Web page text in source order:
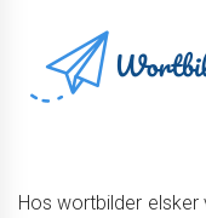
Hos wortbilder